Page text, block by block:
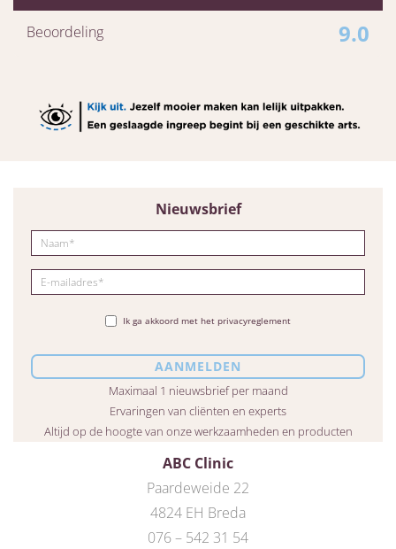
Beoordeling 9.0
ABC Clinic
Paardeweide 22
4824 EH Breda
076 – 542 31 54
Nieuwsbrief
Ik ga akkoord met het privacyreglement
Maximaal 1 nieuwsbrief per maand
Ervaringen van cliënten en experts
Altijd op de hoogte van onze werkzaamheden en producten